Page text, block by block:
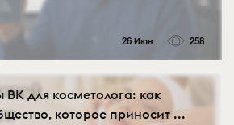
26 Июн 258
ВК для косметолога: как
которое приносит ...